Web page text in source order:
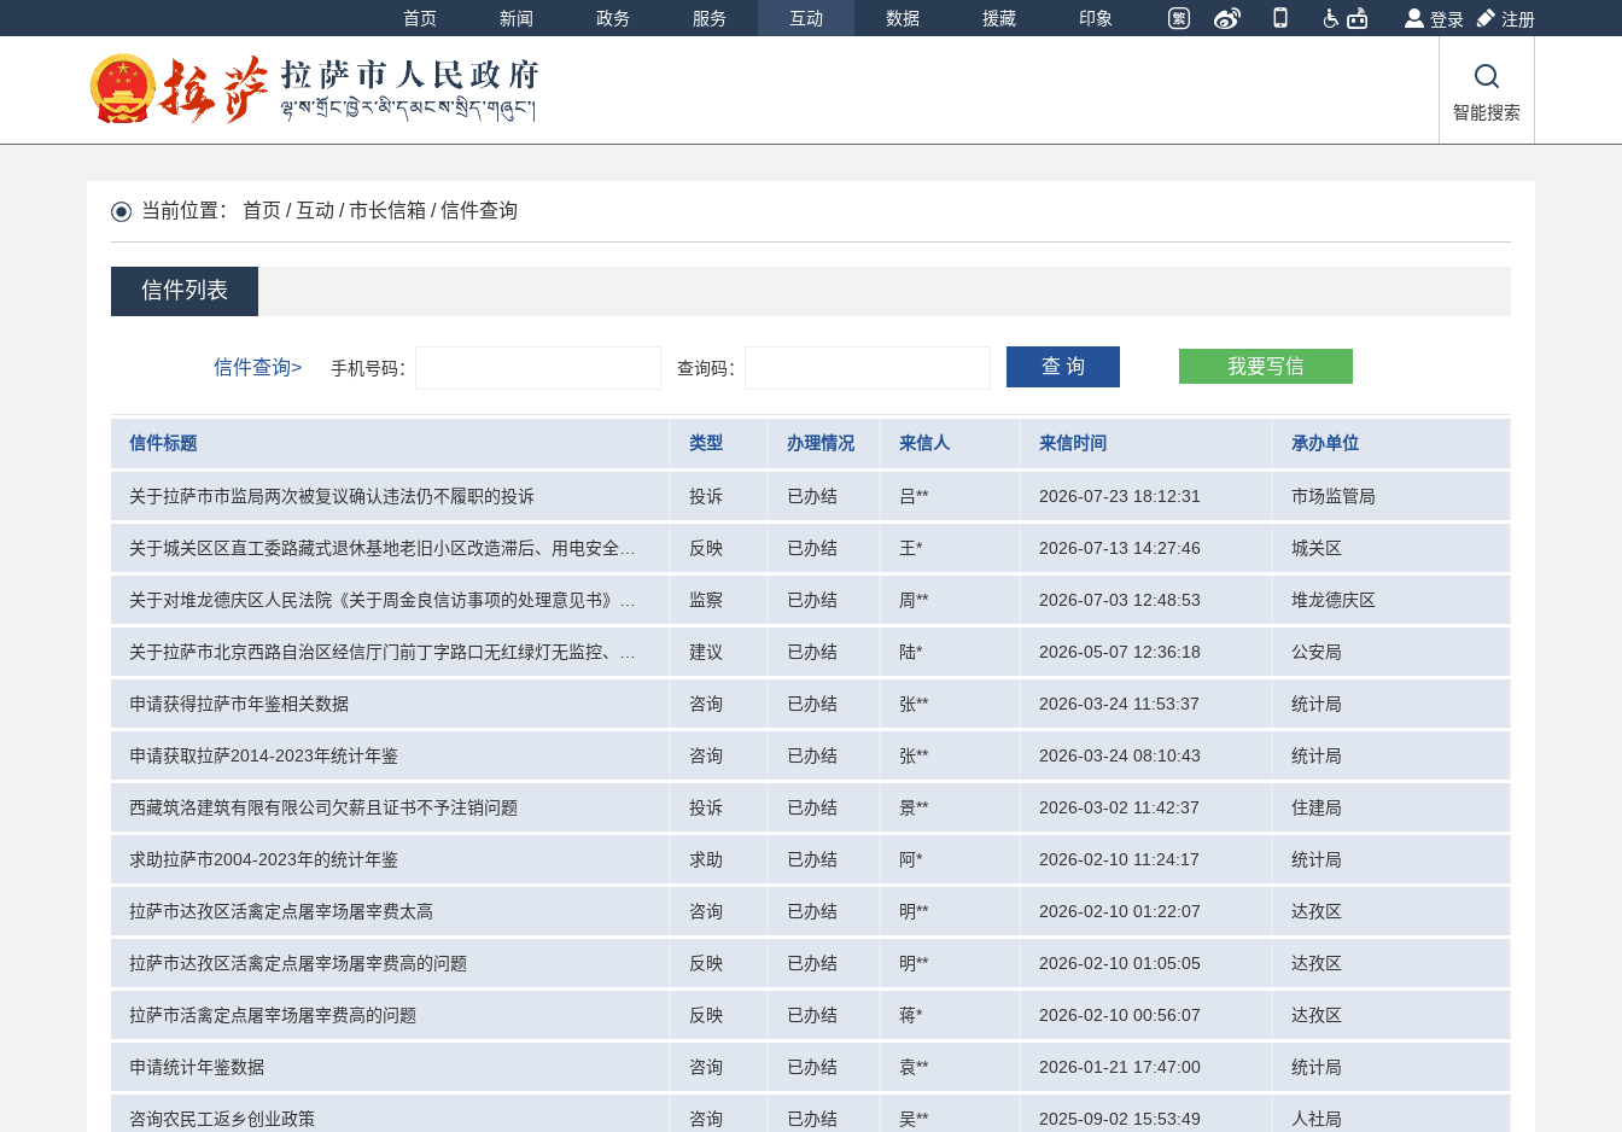
登录 注册
首页 新闻 政务 服务 互动 数据 援藏 印象
智能搜索
当前位置： 首页 / 互动 /市长信箱 /信件查询
信件列表
信件查询> 手机号码： 查询码： 查 询 我要写信
信件标题 类型 办理情况 来信人 来信时间 承办单位
关于拉萨市市监局两次被复议确认违法仍不履职的投诉 投诉 已办结 吕** 2026-07-23 18:12:31 市场监管局
反映 已办结 王* 2026-07-13 14:27:46 城关区
监察 已办结 周** 2026-07-03 12:48:53 堆龙德庆区
建议 已办结 陆* 2026-05-07 12:36:18 公安局
申请获得拉萨市年鉴相关数据 咨询 已办结 张** 2026-03-24 11:53:37 统计局
申请获取拉萨2014-2023年统计年鉴 咨询 已办结 张** 2026-03-24 08:10:43 统计局
西藏筑洛建筑有限有限公司欠薪且证书不予注销问题 投诉 已办结 景** 2026-03-02 11:42:37 住建局
求助拉萨市2004-2023年的统计年鉴 求助 已办结 阿* 2026-02-10 11:24:17 统计局
拉萨市达孜区活禽定点屠宰场屠宰费太高 咨询 已办结 明** 2026-02-10 01:22:07 达孜区
拉萨市达孜区活禽定点屠宰场屠宰费高的问题 反映 已办结 明** 2026-02-10 01:05:05 达孜区
拉萨市活禽定点屠宰场屠宰费高的问题 反映 已办结 蒋* 2026-02-10 00:56:07 达孜区
申请统计年鉴数据 咨询 已办结 袁** 2026-01-21 17:47:00 统计局
咨询农民工返乡创业政策 咨询 已办结 吴** 2025-09-02 15:53:49 人社局